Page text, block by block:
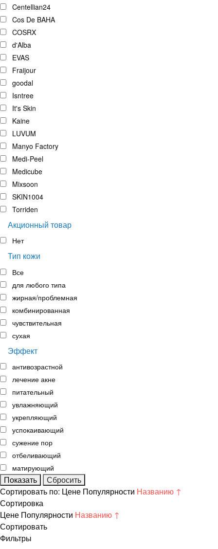
Centellian24
Cos De BAHA
COSRX
d'Alba
EVAS
Fraijour
goodal
Isntree
It's Skin
Kaine
LUVUM
Manyo Factory
Medi-Peel
Medicube
Mixsoon
SKIN1004
Torriden
Акционный товар
Нет
Тип кожи
Все
для любого типа
жирная/проблемная
комбинированная
чувствительная
сухая
Эффект
антивозрастной
лечение акне
питательный
увлажняющий
укрепляющий
успокаивающий
сужение пор
отбеливающий
матирующий
Сортировать по: Цене Популярности Названию ↑
Сортировка
Цене Популярности Названию ↑
Сортировать
Фильтры